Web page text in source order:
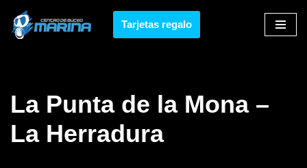
Saltar
Tarjetas regalo
La Punta de la Mona –
La Herradura